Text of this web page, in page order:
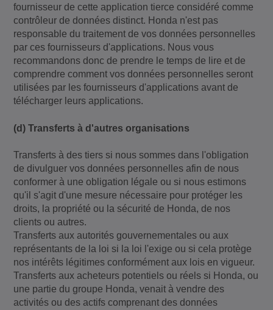
fournisseur de cette application tierce considéré comme
contrôleur de données distinct. Honda n'est pas
responsable du traitement de vos données personnelles
par ces fournisseurs d'applications. Nous vous
recommandons donc de prendre le temps de lire et de
comprendre comment vos données personnelles seront
utilisées par les fournisseurs d'applications avant de
télécharger leurs applications.
(d) Transferts à d'autres organisations
Transferts à des tiers si nous sommes dans l'obligation
de divulguer vos données personnelles afin de nous
conformer à une obligation légale ou si nous estimons
qu'il s'agit d'une mesure nécessaire pour protéger les
droits, la propriété ou la sécurité de Honda, de nos
clients ou autres.
Transferts aux autorités gouvernementales ou aux
représentants de la loi si la loi l'exige ou si cela protège
nos intérêts légitimes conformément aux lois en vigueur.
Transferts aux acheteurs potentiels ou réels si Honda, ou
une partie du groupe Honda, venait à vendre des
activités ou des actifs comprenant des données